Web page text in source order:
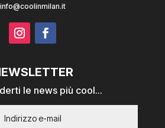
info@coolinmilan.it
le news più cool...